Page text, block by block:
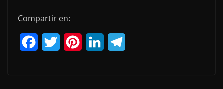
Compartir en: